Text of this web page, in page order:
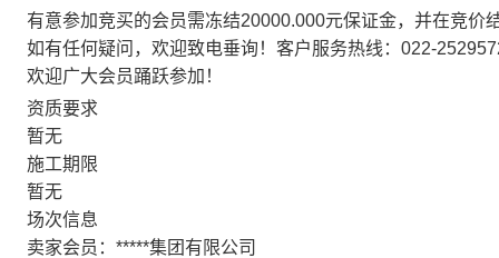
有意参加竞买的会员需冻结20000.000元保证金，并在竞价
如有任何疑问，欢迎致电垂询！客户服务热线：022-
欢迎广大会员踊跃参加！
资质要求
暂无
施工期限
暂无
场次信息
卖家会员：*****集团有限公司